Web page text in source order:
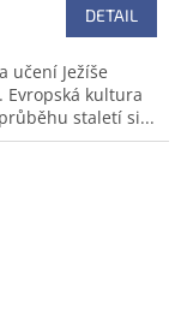
DETAIL
učení Ježíše
Evropská kultura
staletí si...